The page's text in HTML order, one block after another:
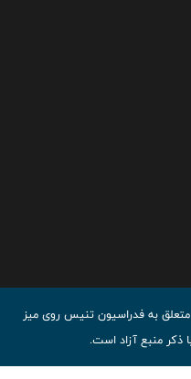
به فدراسیون تنیس روی میز
ذكر منبع آزاد است.